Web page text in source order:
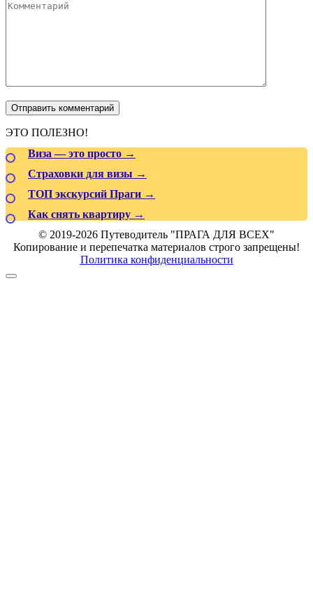
ЭТО ПОЛЕЗНО!
Виза — это просто →
Страховки для визы →
ТОП экскурсий Праги →
Как снять квартиру →
© 2019-2026 Путеводитель "ПРАГА ДЛЯ ВСЕХ"
Копирование и перепечатка материалов строго запрещены!
Политика конфиденциальности